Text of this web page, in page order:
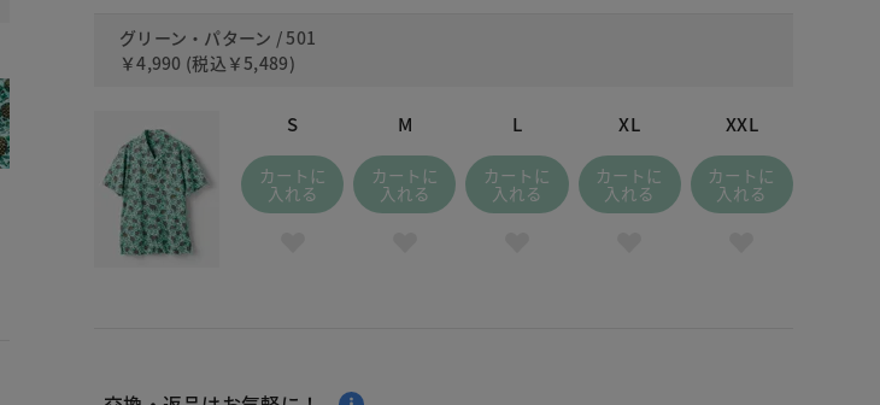
501 グリーン・パターン
グリーン・パターン / 501
￥4,990 (税込 ￥5,489)
S
カートに
入れる
M
カートに
入れる
L
カートに
入れる
XL
カートに
入れる
XXL
カートに
入れる